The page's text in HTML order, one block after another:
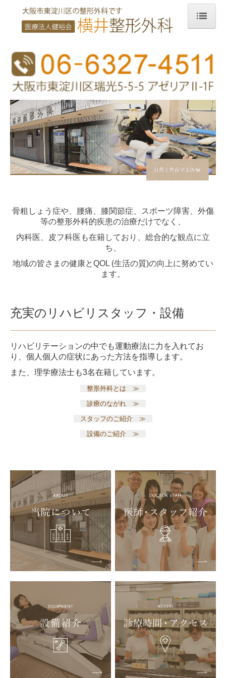
診療案内
整形外科とは？
骨粗しょう症
腰痛
専門医
アクセス・診療時間
院内設備
採用情報
骨粗しょう症や、腰痛、膝関節症、スポーツ障害、外傷
等の整形外科的疾患の治療だけでなく、
内科医、
皮フ科医も在籍しており、総合的な観点に立
ち、
地域の皆さまの健康とQOL (生活の質)の向上に努めてい
ます。
充実のリハビリスタッフ・設備
リハビリテーションの中でも運動療法に力を入れてお
り、個人個人の症状にあった方法を指導します。
また、理学療法士も3名在籍しています。
整形外科とは ≫
診療のながれ ≫
スタッフのご紹介 ≫
設備のご紹介 ≫